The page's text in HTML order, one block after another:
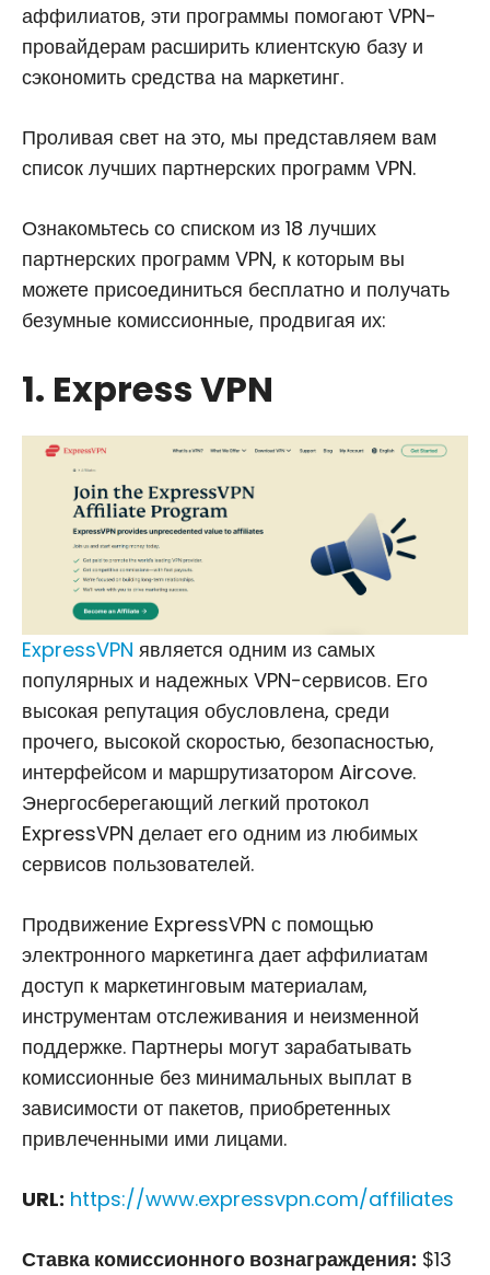
аффилиатов, эти программы помогают VPN-
провайдерам расширить клиентскую базу и
сэкономить средства на маркетинг.
Проливая свет на это, мы представляем вам
список лучших партнерских программ VPN.
Ознакомьтесь со списком из 18 лучших
партнерских программ VPN, к которым вы
можете присоединиться бесплатно и получать
безумные комиссионные, продвигая их:
1. Express VPN
ExpressVPN является одним из самых
популярных и надежных VPN-сервисов. Его
высокая репутация обусловлена, среди
прочего, высокой скоростью, безопасностью,
интерфейсом и маршрутизатором Aircove.
Энергосберегающий легкий протокол
ExpressVPN делает его одним из любимых
сервисов пользователей.
Продвижение ExpressVPN с помощью
электронного маркетинга дает аффилиатам
доступ к маркетинговым материалам,
инструментам отслеживания и неизменной
поддержке. Партнеры могут зарабатывать
комиссионные без минимальных выплат в
зависимости от пакетов, приобретенных
привлеченными ими лицами.
URL: https://www.expressvpn.com/affiliates
Ставка комиссионного вознаграждения: $13